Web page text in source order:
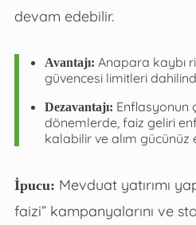
devam edebilir.
Avantajı: Anapara kaybı
güvencesi limitleri
Dezavantajı: Enflasyonun
dönemlerde, faiz geliri
kalabilir ve alım gücünüz
İpucu: Mevduat yatırımı
faizi” kampanyalarını ve